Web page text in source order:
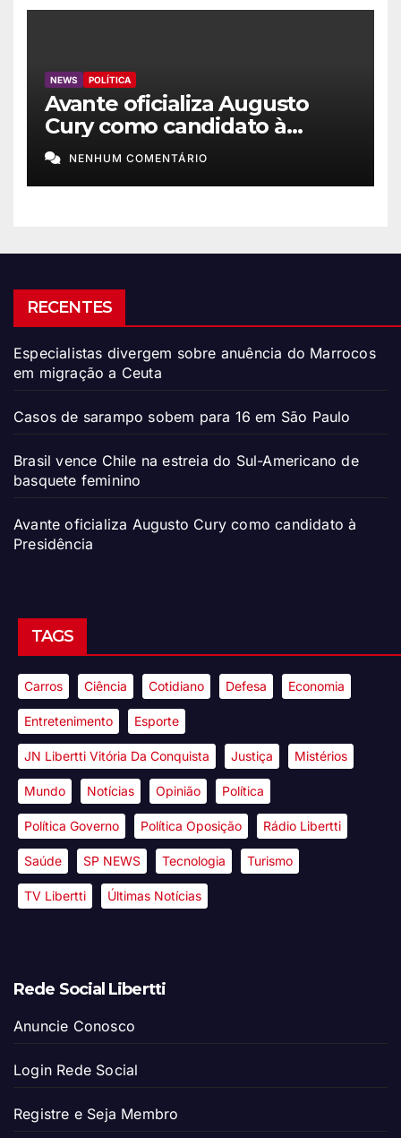
NEWS POLÍTICA
Avante oficializa Augusto
Cury como candidato à
Presidência
NENHUM COMENTÁRIO
RECENTES
Especialistas divergem sobre anuência do Marrocos
em migração a Ceuta
Casos de sarampo sobem para 16 em São Paulo
Brasil vence Chile na estreia do Sul-Americano de
basquete feminino
Avante oficializa Augusto Cury como candidato à
Presidência
TAGS
Carros Ciência Cotidiano Defesa Economia
Entretenimento Esporte
JN Libertti Vitória Da Conquista Justiça Mistérios
Mundo Notícias Opinião Política
Política Governo Política Oposição Rádio Libertti
Saúde SP NEWS Tecnologia Turismo
TV Libertti Últimas Notícias
Rede Social Libertti
Anuncie Conosco
Login Rede Social
Registre e Seja Membro